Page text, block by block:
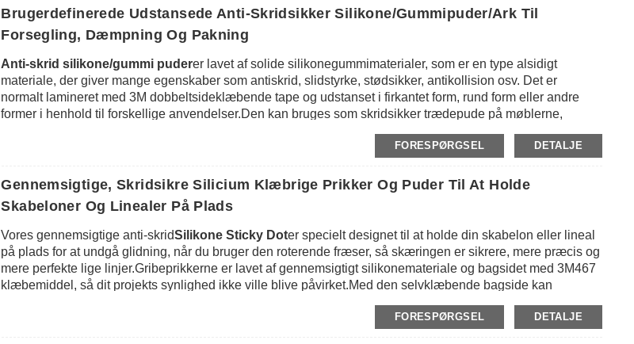
Brugerdefinerede Udstansede Anti-Skridsikker Silikone/gummipuder/ark Til
Forsegling, Dæmpning Og Pakning
Anti-skrid silikone/gummi puderer lavet af solide silikonegummimaterialer, som er en type alsidigt
materiale, der giver mange egenskaber som antiskrid, slidstyrke, stødsikker, antikollision osv. Det er
normalt lamineret med 3M dobbeltsideklæbende tape og udstanset i firkantet form, rund form eller andre
former i henhold til forskellige anvendelser.Den kan bruges som skridsikker trædepude på møblerne,
silikonegummiplader eller -strimler også bruges som dæmpnings-, støddæmpnings- og antiskridfunktion i
gennemsigtige eller andre farver som hvid, sort, blå, rød, grøn, orange osv. som forespørgsler.
Tykkelse er tilgængelig fra 0,2 mm til 6 mm i henhold til kundens applikation.
FORESPØRGSEL DETALJE
Gennemsigtige, Skridsikre Silicium Klæbrige Prikker Og Puder Til At Holde
Skabeloner Og Linealer På Plads
Vores gennemsigtige anti-skridSilikone Sticky Doter specielt designet til at holde din skabelon eller lineal
på plads for at undgå glidning, når du bruger den roterende fræser, så skæringen er sikrere, mere præcis og
mere perfekte lige linjer.Gribeprikkerne er lavet af gennemsigtigt silikonemateriale og bagsidet med 3M467
klæbemiddel, så dit projekts synlighed ikke ville blive påvirket.Med den selvklæbende bagside kan
meget nemt at bruge, bare at påføre prikkerne på bagsiden af ​​dine linealer eller skabeloner og derefter rive
FORESPØRGSEL DETALJE